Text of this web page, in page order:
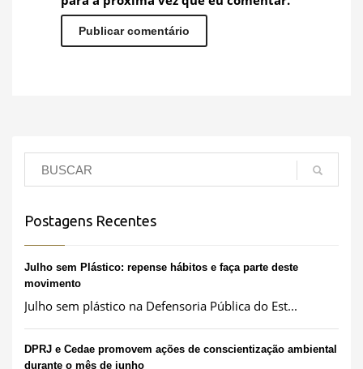
Postagens Recentes
Julho sem Plástico: repense hábitos e faça parte deste
movimento
Julho sem plástico na Defensoria Pública do Est...
DPRJ e Cedae promovem ações de conscientização ambiental
durante o mês de junho